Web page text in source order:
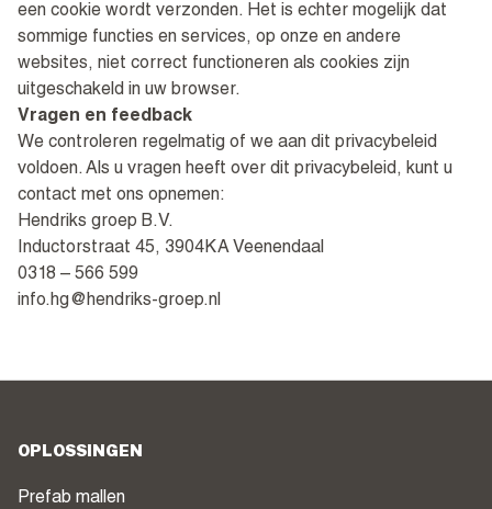
een cookie wordt verzonden. Het is echter mogelijk dat
sommige functies en services, op onze en andere
websites, niet correct functioneren als cookies zijn
uitgeschakeld in uw browser.
Vragen en feedback
We controleren regelmatig of we aan dit privacybeleid
voldoen. Als u vragen heeft over dit privacybeleid, kunt u
contact met ons opnemen:
Hendriks groep B.V.
Inductorstraat 45, 3904KA Veenendaal
0318 – 566 599
info.hg@hendriks-groep.nl
OPLOSSINGEN
Prefab mallen